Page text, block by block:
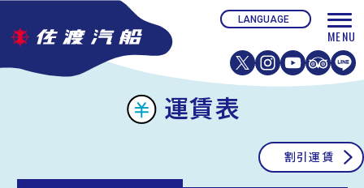
運賃表
割引運賃